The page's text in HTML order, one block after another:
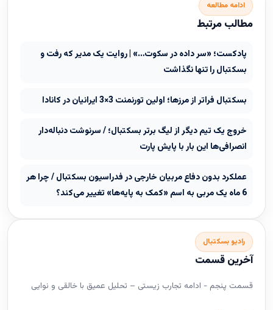
ادامه مطالعه
مطالب مرتبط
پادکست؛ «سر داده در سکوت…» | روایت یک مدیر که رفت و
بسکتبال را تنها نگذاشت
بسکتبال فراتر از مرزها؛ اولین تورنمنت 3×3 ایرانیان در کانادا
خروج یک تیم دیگر از لیگ برتر بسکتبال؛ / سرنوشت دنباله‌دار
انصرافی‌ها این بار با پایش پارت
عملکرد بدون دفاع مربیان خارجی در فدراسیون بسکتبال / چرا هر
6 ماه یک مربی به اسم «کمک به پایه‌ها» تغییر می‌کند؟
رادیو بسکتبال
آخرین قسمت
قسمت پنجم - ادامه تجارب زیستی – تحلیل عمیق با خالقی و نوایی